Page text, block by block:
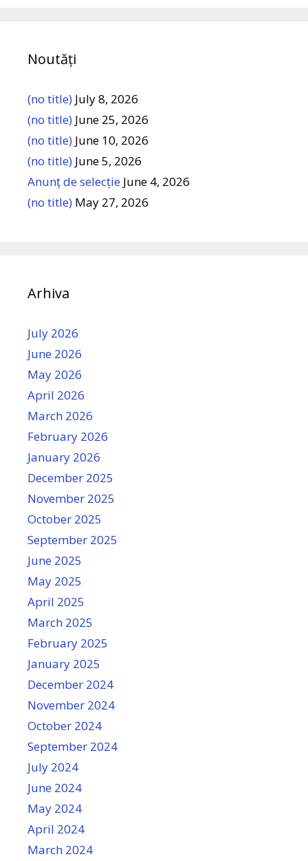
Noutăți
(no title) July 8, 2026
(no title) June 25, 2026
(no title) June 10, 2026
(no title) June 5, 2026
Anunț de selecție June 4, 2026
(no title) May 27, 2026
Arhiva
July 2026
June 2026
May 2026
April 2026
March 2026
February 2026
January 2026
December 2025
November 2025
October 2025
September 2025
June 2025
May 2025
April 2025
March 2025
February 2025
January 2025
December 2024
November 2024
October 2024
September 2024
July 2024
June 2024
May 2024
April 2024
March 2024